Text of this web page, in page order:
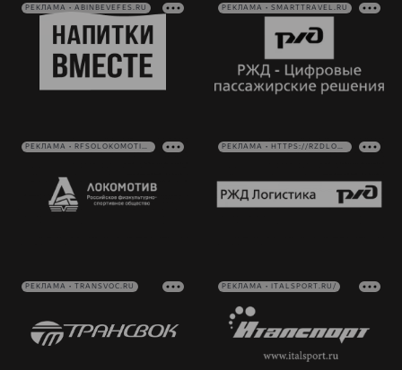
РЕКЛАМА • ABINBEVEFES.RU РЕКЛАМА • SMARTTRAVEL.RU
РЕКЛАМА • RFSOLOKOMOTIV.RU РЕКЛАМА • HTTPS://RZDLOG.RU/
РЕКЛАМА • TRANSVOC.RU РЕКЛАМА • ITALSPORT.RU/